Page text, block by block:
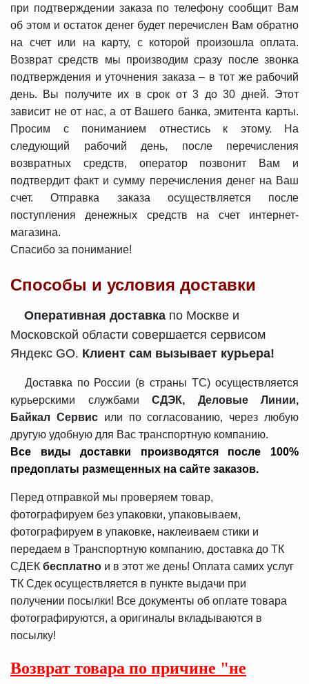
при подтверждении заказа по телефону сообщит Вам
об этом и остаток денег будет перечислен Вам обратно
на счет или на карту, с которой произошла оплата.
Возврат средств мы производим сразу после звонка
подтверждения и уточнения заказа – в тот же рабочий
день. Вы получите их в срок от 3 до 30 дней. Этот
зависит не от нас, а от Вашего банка, эмитента карты.
Просим с пониманием отнестись к этому. На
следующий рабочий день, после перечисления
возвратных средств, оператор позвонит Вам и
подтвердит факт и сумму перечисления денег на Ваш
счет. Отправка заказа осуществляется после
поступления денежных средств на счет интернет-
магазина.
Спасибо за понимание!
Способы и условия доставки
Оперативная доставка по Москве и
Московской области совершается сервисом
Яндекс GO. Клиент сам вызывает курьера!
Доставка по России (в страны ТС) осуществляется
курьерскими службами СДЭК, Деловые Линии,
Байкал Сервисили по согласованию, через любую
другую удобную для Вас транспортную компанию.
Все виды доставки производятся после 100%
предоплаты размещенных на сайте заказов.
Перед отправкой мы проверяем товар,
фотографируем без упаковки, упаковываем,
фотографируем в упаковке, наклеиваем стики и
передаем в Транспортную компанию, доставка до ТК
СДЕК бесплатно и в этот же день! Оплата самих услуг
ТК Сдек осуществляется в пункте выдачи при
получении посылки! Все документы об оплате товара
фотографируются, а оригиналы вкладываются в
посылку!
Возврат товара по причине "не